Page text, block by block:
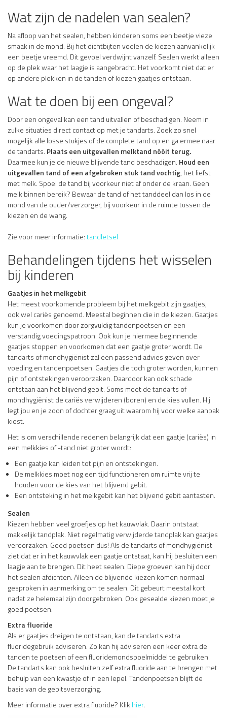
Wat zijn de nadelen van sealen?
Na afloop van het sealen, hebben kinderen soms een beetje vieze
smaak in de mond. Bij het dichtbijten voelen de kiezen aanvankelijk
een beetje vreemd. Dit gevoel verdwijnt vanzelf. Sealen werkt alleen
op de plek waar het laagje is aangebracht. Het voorkomt niet dat er
op andere plekken in de tanden of kiezen gaatjes ontstaan.
Wat te doen bij een ongeval?
Door een ongeval kan een tand uitvallen of beschadigen. Neem in
zulke situaties direct contact op met je tandarts. Zoek zo snel
mogelijk alle losse stukjes of de complete tand op en ga ermee naar
de tandarts. Plaats een uitgevallen melktand nóóit terug.
Daarmee kun je de nieuwe blijvende tand beschadigen. Houd een
uitgevallen tand of een afgebroken stuk tand vochtig, het liefst
met melk. Spoel de tand bij voorkeur niet af onder de kraan. Geen
melk binnen bereik? Bewaar de tand of het tanddeel dan los in de
mond van de ouder/verzorger, bij voorkeur in de ruimte tussen de
kiezen en de wang.
Zie voor meer informatie:tandletsel
Behandelingen tijdens het wisselen
bij kinderen
Gaatjes in het melkgebit
Het meest voorkomende probleem bij het melkgebit zijn gaatjes,
ook wel cariës genoemd. Meestal beginnen die in de kiezen. Gaatjes
kun je voorkomen door zorgvuldig tandenpoetsen en een
verstandig voedingspatroon. Ook kun je hiermee beginnende
gaatjes stoppen en voorkomen dat een gaatje groter wordt. De
tandarts of mondhygiënist zal een passend advies geven over
voeding en tandenpoetsen. Gaatjes die toch groter worden, kunnen
pijn of ontstekingen veroorzaken. Daardoor kan ook schade
ontstaan aan het blijvend gebit. Soms moet de tandarts of
mondhygiënist de cariës verwijderen (boren) en de kies vullen. Hij
legt jou en je zoon of dochter graag uit waarom hij voor welke aanpak
kiest.
Het is om verschillende redenen belangrijk dat een gaatje (cariës) in
een melkkies of -tand niet groter wordt:
Een gaatje kan leiden tot pijn en ontstekingen.
De melkkies moet nog een tijd functioneren om ruimte vrij te
houden voor de kies van het blijvend gebit.
Een ontsteking in het melkgebit kan het blijvend gebit aantasten.
Sealen
Kiezen hebben veel groefjes op het kauwvlak. Daarin ontstaat
makkelijk tandplak. Niet regelmatig verwijderde tandplak kan gaatjes
veroorzaken. Goed poetsen dus! Als de tandarts of mondhygiënist
ziet dat er in het kauwvlak een gaatje ontstaat, kan hij besluiten een
laagje aan te brengen. Dit heet sealen. Diepe groeven kan hij door
het sealen afdichten. Alleen de blijvende kiezen komen normaal
gesproken in aanmerking om te sealen. Dit gebeurt meestal kort
nadat ze helemaal zijn doorgebroken. Ook gesealde kiezen moet je
goed poetsen.
Extra fluoride
Als er gaatjes dreigen te ontstaan, kan de tandarts extra
fluoridegebruik adviseren. Zo kan hij adviseren een keer extra de
tanden te poetsen of een fluoridemondspoelmiddel te gebruiken.
De tandarts kan ook besluiten zelf extra fluoride aan te brengen met
behulp van een kwastje of in een lepel. Tandenpoetsen blijft de
basis van de gebitsverzorging.
Meer informatie over extra fluoride? Klik hier.